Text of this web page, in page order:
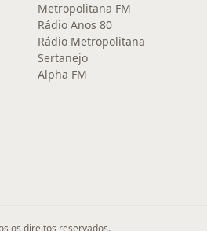
Metropolitana FM
Rádio Anos 80
Rádio Metropolitana
Sertanejo
Alpha FM
os direitos reservados.